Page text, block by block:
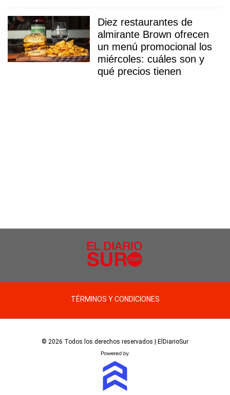
Diez restaurantes de
almirante Brown ofrecen
un menú promocional los
miércoles: cuáles son y
qué precios tienen
TÉRMINOS Y CONDICIONES
© 2026 Todos los derechos reservados | ElDiarioSur